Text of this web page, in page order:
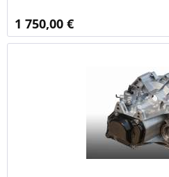
1 750,00 €